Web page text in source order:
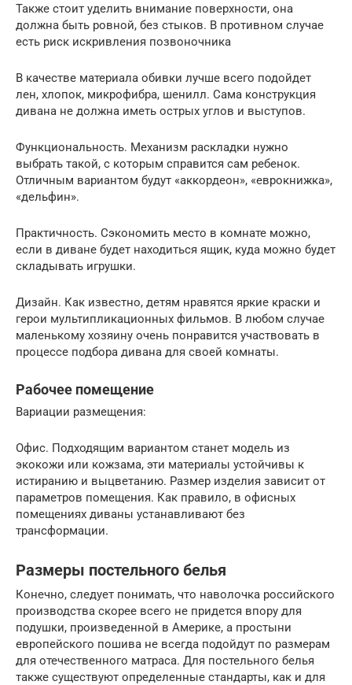
Также стоит уделить внимание поверхности, она
должна быть ровной, без стыков. В противном случае
есть риск искривления позвоночника
В качестве материала обивки лучше всего подойдет
лен, хлопок, микрофибра, шенилл. Сама конструкция
дивана не должна иметь острых углов и выступов.
Функциональность. Механизм раскладки нужно
выбрать такой, с которым справится сам ребенок.
Отличным вариантом будут «аккордеон», «еврокнижка»,
«дельфин».
Практичность. Сэкономить место в комнате можно,
если в диване будет находиться ящик, куда можно будет
складывать игрушки.
Дизайн. Как известно, детям нравятся яркие краски и
герои мультипликационных фильмов. В любом случае
маленькому хозяину очень понравится участвовать в
процессе подбора дивана для своей комнаты.
Рабочее помещение
Вариации размещения:
Офис. Подходящим вариантом станет модель из
экокожи или кожзама, эти материалы устойчивы к
истиранию и выцветанию. Размер изделия зависит от
параметров помещения. Как правило, в офисных
помещениях диваны устанавливают без
трансформации.
Размеры постельного белья
Конечно, следует понимать, что наволочка российского
производства скорее всего не придется впору для
подушки, произведенной в Америке, а простыни
европейского пошива не всегда подойдут по размерам
для отечественного матраса. Для постельного белья
также существуют определенные стандарты, как и для